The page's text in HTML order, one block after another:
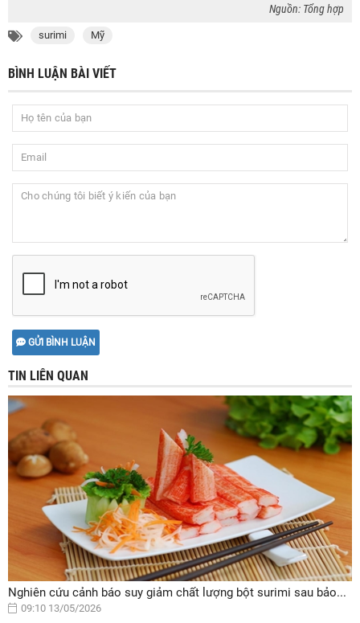
Nguồn: Tổng hợp
surimi Mỹ
BÌNH LUẬN BÀI VIẾT
GỬI BÌNH LUẬN
TIN LIÊN QUAN
Nghiên cứu cảnh báo suy giảm chất lượng bột surimi sau bảo...
09:10 13/05/2026